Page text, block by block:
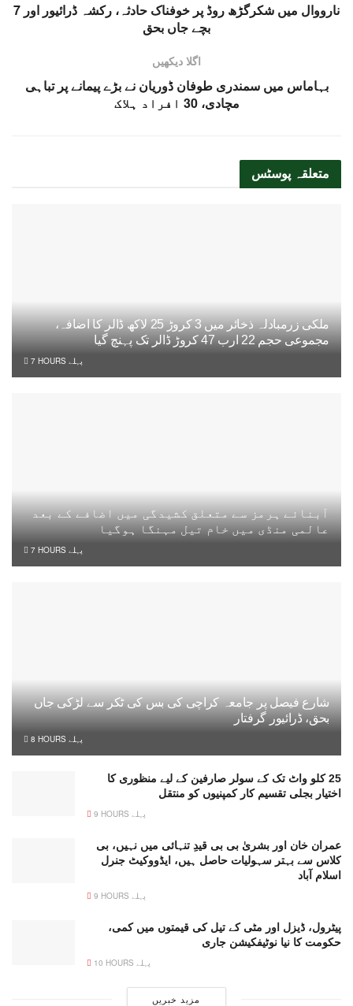
نارووال میں شکرگڑھ روڈ پر خوفناک حادثہ، رکشہ ڈرائیور اور 7
بچے جاں بحق
اگلا دیکھیں
بہاماس میں سمندری طوفان ڈوریان نے بڑے پیمانے پر تباہی
مچادی، 30 افراد ہلاک
متعلقہ پوسٹس
ملکی زرمبادلہ ذخائر میں 3 کروڑ 25 لاکھ ڈالر کا اضافہ،
مجموعی حجم 22 ارب 47 کروڑ ڈالر تک پہنچ گیا
7 HOURS پہلے
آبنائے ہرمز سے متعلق کشیدگی میں اضافے کے بعد
عالمی منڈی میں خام تیل مہنگا ہوگیا
7 HOURS پہلے
شارع فیصل پر جامعہ کراچی کی بس کی ٹکر سے لڑکی جاں
بحق، ڈرائیور گرفتار
8 HOURS پہلے
25 کلو واٹ تک کے سولر صارفین کے لیے منظوری کا
اختیار بجلی تقسیم کار کمپنیوں کو منتقل
9 HOURS پہلے
عمران خان اور بشریٰ بی بی قیدِ تنہائی میں نہیں، بی
کلاس سے بہتر سہولیات حاصل ہیں، ایڈووکیٹ جنرل
اسلام آباد
9 HOURS پہلے
پیٹرول، ڈیزل اور مٹی کے تیل کی قیمتوں میں کمی،
حکومت کا نیا نوٹیفکیشن جاری
10 HOURS پہلے
مزید خبریں